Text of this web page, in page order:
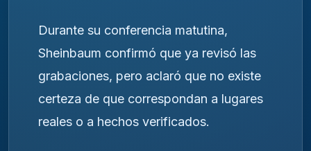
Durante su conferencia matutina,
Sheinbaum confirmó que ya revisó las
grabaciones, pero aclaró que no existe
certeza de que correspondan a lugares
reales o a hechos verificados.